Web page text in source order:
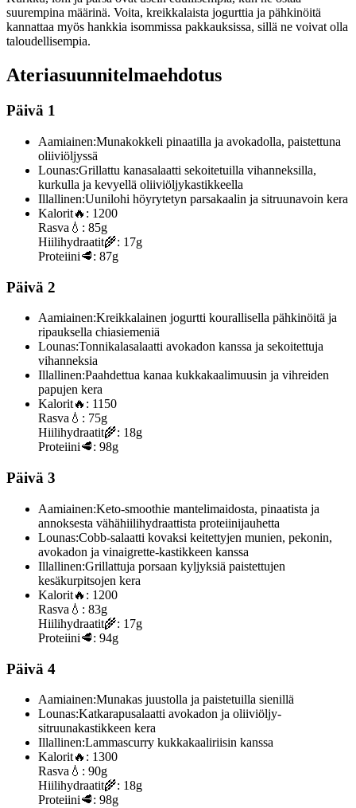
suurempina määrinä. Voita, kreikkalaista jogurttia ja pähkinöitä
kannattaa myös hankkia isommissa pakkauksissa, sillä ne voivat olla
taloudellisempia.
Ateriasuunnitelmaehdotus
Päivä 1
Aamiainen:Munakokkeli pinaatilla ja avokadolla, paistettuna
oliiviöljyssä
Lounas:Grillattu kanasalaatti sekoitetuilla vihanneksilla,
kurkulla ja kevyellä oliiviöljykastikkeella
Illallinen:Uunilohi höyrytetyn parsakaalin ja sitruunavoin kera
Kalorit🔥: 1200
Rasva 💧: 85g
Hiilihydraatit🌾: 17g
Proteiini🥩: 87g
Päivä 2
Aamiainen:Kreikkalainen jogurtti kourallisella pähkinöitä ja
ripauksella chiasiemeniä
Lounas:Tonnikalasalaatti avokadon kanssa ja sekoitettuja
vihanneksia
Illallinen:Paahdettua kanaa kukkakaalimuusin ja vihreiden
papujen kera
Kalorit🔥: 1150
Rasva 💧: 75g
Hiilihydraatit🌾: 18g
Proteiini🥩: 98g
Päivä 3
Aamiainen:Keto-smoothie mantelimaidosta, pinaatista ja
annoksesta vähähiilihydraattista proteiinijauhetta
Lounas:Cobb-salaatti kovaksi keitettyjen munien, pekonin,
avokadon ja vinaigrette-kastikkeen kanssa
Illallinen:Grillattuja porsaan kyljyksiä paistettujen
kesäkurpitsojen kera
Kalorit🔥: 1200
Rasva 💧: 83g
Hiilihydraatit🌾: 17g
Proteiini🥩: 94g
Päivä 4
Aamiainen:Munakas juustolla ja paistetuilla sienillä
Lounas:Katkarapusalaatti avokadon ja oliiviöljy-
sitruunakastikkeen kera
Illallinen:Lammascurry kukkakaaliriisin kanssa
Kalorit🔥: 1300
Rasva 💧: 90g
Hiilihydraatit🌾: 18g
Proteiini🥩: 98g